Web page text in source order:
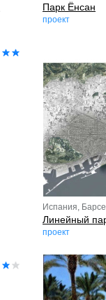
Парк Ёнсан
проект
Испания,
Линейный
проект